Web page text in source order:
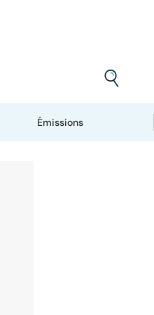
Émissions